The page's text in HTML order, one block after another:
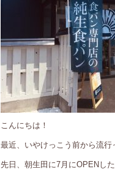
こんにちは！
最近、いやけっこう前から流行
先日、朝生田に7月にOPENし